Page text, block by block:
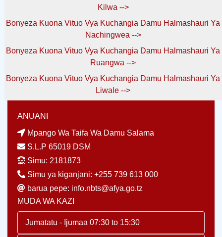
Kilwa -->
Bonyeza Kuona Vituo Vya Kuchangia Damu Halmashauri Ya
Nachingwea -->
Bonyeza Kuona Vituo Vya Kuchangia Damu Halmashauri Ya
Ruangwa -->
Bonyeza Kuona Vituo Vya Kuchangia Damu Halmashauri Ya
Liwale -->
ANUANI
Mpango Wa Taifa Wa Damu Salama
S.L.P 65019 DSM
Simu: 2181873
Simu ya kiganjani: +255 739 613 000
barua pepe: info.nbts@afya.go.tz
MUDA WA KAZI
Jumatatu - Ijumaa 07:30 to 15:30